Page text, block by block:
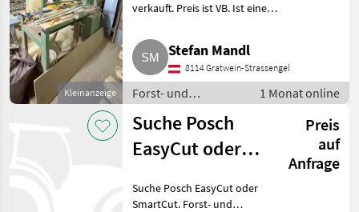
Kleinanzeige
verkauft. Preis ist VB. Ist eine
schwer. Forst- und Holztechnik
KreissägenStefan Mandl
8114 Gratwein-Strassengel
Forst- und
Holztechnik /
Kreissägen
1 Monat online
Suche Posch
EasyCut oder
Preis
auf
Anfrage
Suche Posch EasyCut oder
SmartCut. Forst- und